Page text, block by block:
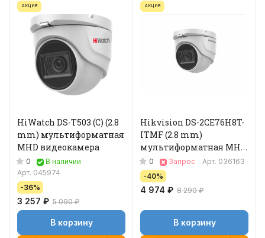
АКЦИЯ
HiWatch DS-T503 (С) (2.8
mm) мультиформатная
MHD видеокамера
0
В наличии
Арт. 045974
-36%
3 257 ₽ 5 090 ₽
В корзину
АКЦИЯ
Hikvision DS-2CE76H8T-
ITMF (2.8 mm)
мультиформатная MHD
видеокамера
0 Запрос Арт. 036163
-40%
4 974 ₽ 8 290 ₽
В корзину